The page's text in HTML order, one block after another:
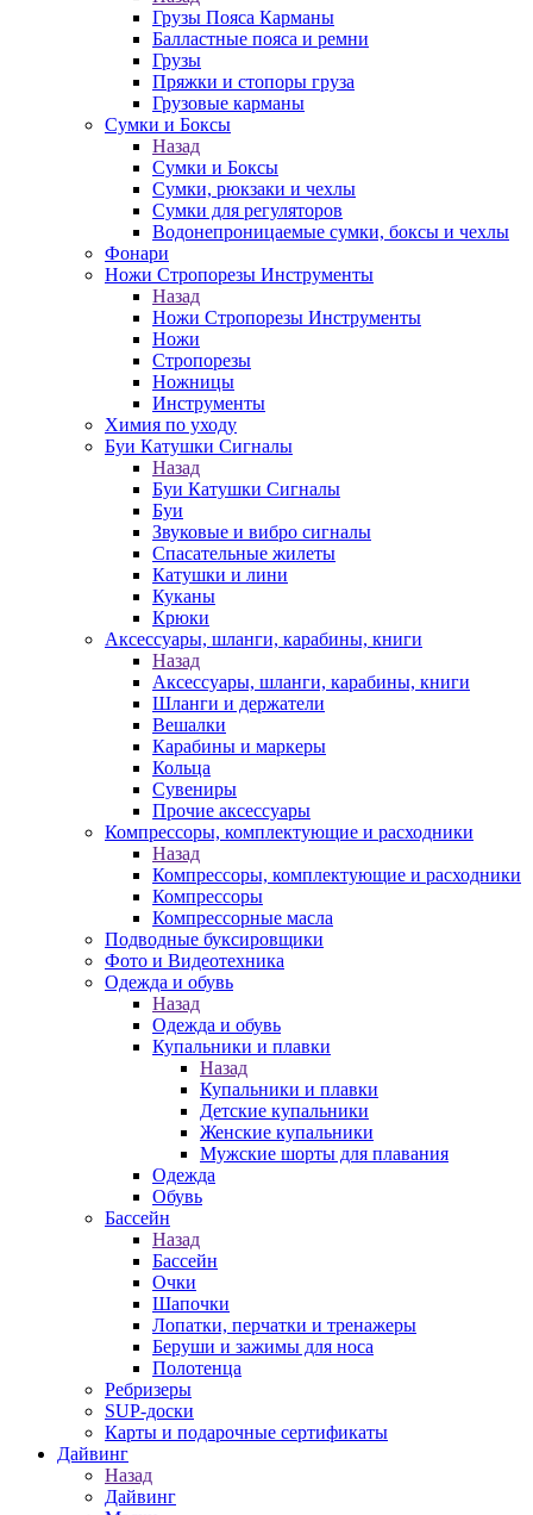
Грузы Пояса Карманы
Балластные пояса и ремни
Грузы
Пряжки и стопоры груза
Грузовые карманы
Сумки и Боксы
Назад
Сумки и Боксы
Сумки, рюкзаки и чехлы
Сумки для регуляторов
Водонепроницаемые сумки, боксы и чехлы
Фонари
Ножи Стропорезы Инструменты
Назад
Ножи Стропорезы Инструменты
Ножи
Стропорезы
Ножницы
Инструменты
Химия по уходу
Буи Катушки Сигналы
Назад
Буи Катушки Сигналы
Буи
Звуковые и вибро сигналы
Спасательные жилеты
Катушки и лини
Куканы
Крюки
Аксессуары, шланги, карабины, книги
Назад
Аксессуары, шланги, карабины, книги
Шланги и держатели
Вешалки
Карабины и маркеры
Кольца
Сувениры
Прочие аксессуары
Компрессоры, комплектующие и расходники
Назад
Компрессоры, комплектующие и расходники
Компрессоры
Компрессорные масла
Подводные буксировщики
Фото и Видеотехника
Одежда и обувь
Назад
Одежда и обувь
Купальники и плавки
Назад
Купальники и плавки
Детские купальники
Женские купальники
Мужские шорты для плавания
Одежда
Обувь
Бассейн
Назад
Бассейн
Очки
Шапочки
Лопатки, перчатки и тренажеры
Беруши и зажимы для носа
Полотенца
Ребризеры
SUP-доски
Карты и подарочные сертификаты
Дайвинг
Назад
Дайвинг